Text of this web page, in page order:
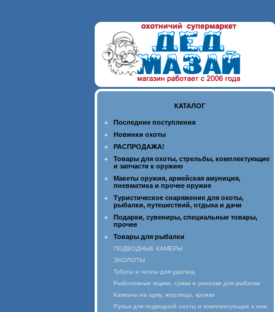
КАТАЛОГ
Последние поступления
Новинки охоты
РАСПРОДАЖА!
Товары для охоты, стрельбы, комплектующие
и запчасти к оружию
Макеты оружия, армейская амуниция,
пневматика и прочее оружие
Туристическое снаряжение для охоты,
рыбалки, путешествий, отдыха и дачи
Подарки, сувениры, специальные товары,
прочее
Товары для рыбалки
ПОДВОДНЫЕ КАМЕРЫ
ЭХОЛОТЫ
Тубусы и чехлы для удилищ
Рыболовные ящики, сумки и рюкзаки для рыбалки
Капканы на щуку, жерлицы, кружки
Ружья для подводной охоты и комплектующие к ним